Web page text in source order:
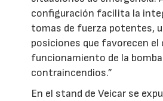
configuración facilita la
tomas de fuerza potentes,
posiciones que favorecen
funcionamiento de la bomba
contraincendios.”
En el stand de Veicar se